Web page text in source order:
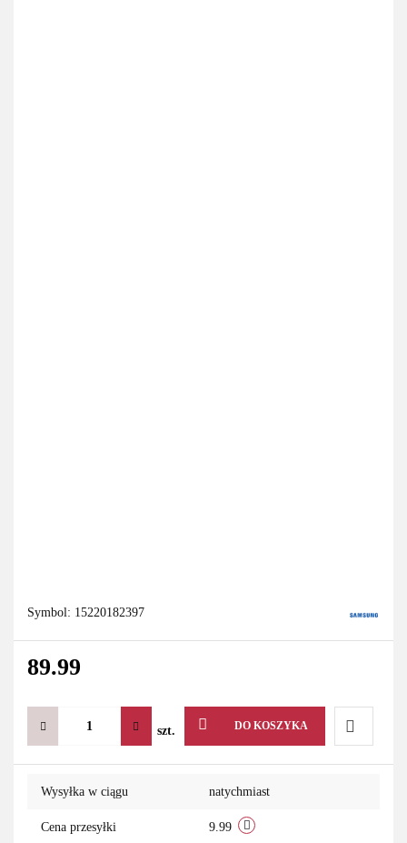
Symbol: 15220182397
89.99
szt. DO KOSZYKA
Do
Wysyłka w ciągu natychmiast
Cena przesyłki 9.99